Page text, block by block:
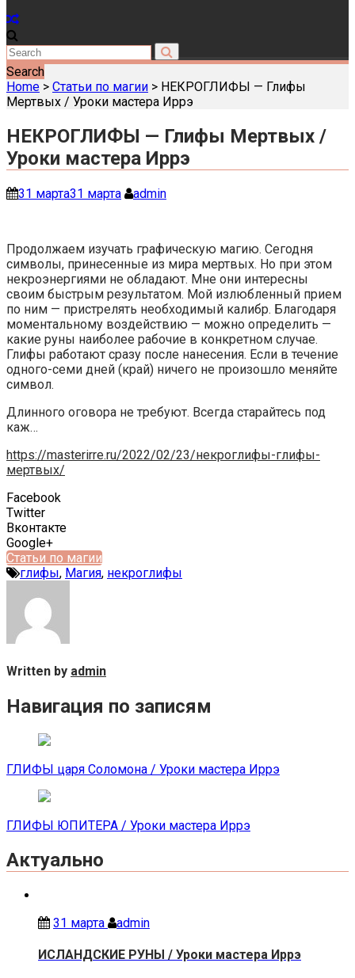
Search
Home > Статьи по магии > НЕКРОГЛИФЫ — Глифы
Мертвых / Уроки мастера Иррэ
НЕКРОГЛИФЫ — Глифы Мертвых /
Уроки мастера Иррэ
31 марта31 марта admin
Продолжаем изучать графическую магию. Сегодня
символы, принесенные из мира мертвых. Но при этом
некроэнергиями не обладают. Мне они интересны
своим быстрым результатом. Мой излюбленный прием
по ним — пристрелять необходимый калибр. Благодаря
моментальному воздействию — можно определить —
какие руны наиболее рабочие в конкретном случае.
Глифы работают сразу после нанесения. Если в течение
одного-семи дней (край) ничего не произошло меняйте
символ.
Длинного оговора не требуют. Всегда старайтесь под
каж…
https://masterirre.ru/2022/02/23/некроглифы-глифы-
мертвых/
Facebook
Twitter
Вконтакте
Google+
Статьи по магии
глифы, Магия, некроглифы
Written by admin
Навигация по записям
ГЛИФЫ царя Соломона / Уроки мастера Иррэ
ГЛИФЫ ЮПИТЕРА / Уроки мастера Иррэ
Актуально
31 марта admin
ИСЛАНДСКИЕ РУНЫ / Уроки мастера Иррэ